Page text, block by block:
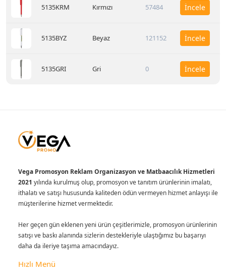
5135KRM Kırmızı 57484 İncele
5135BYZ Beyaz 121152 İncele
5135GRI Gri 0 İncele
Vega Promosyon Reklam Organizasyon ve Matbaacılık Hizmetleri
2021 yılında kurulmuş olup, promosyon ve tanıtım ürünlerinin imalatı,
ithalatı ve satışı hususunda kaliteden ödün vermeyen hizmet anlayışı ile
müşterilerine hizmet vermektedir.
Her geçen gün eklenen yeni ürün çeşitlerimizle, promosyon ürünlerinin
satışı ve baskı alanında sizlerin destekleriyle ulaştığımız bu başarıyı
daha da ileriye taşıma amacındayız.
Hızlı Menü